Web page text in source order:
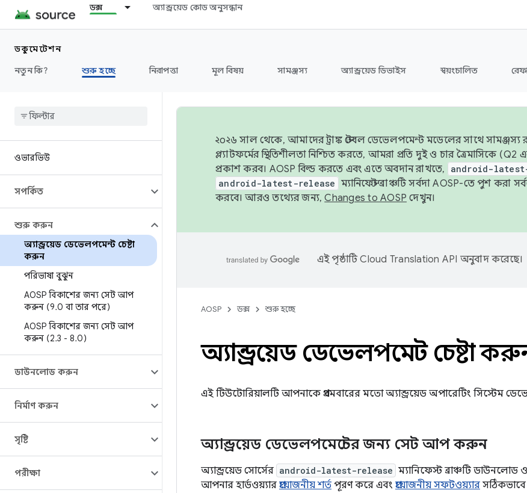
ডক্স অ্যান্ড্রয়েড কোড অনুসন্ধান
ডকুমেন্টেশন
নতুন কি?
শুরু হচ্ছে নিরাপত্তা মূল বিষয় সামঞ্জস্য অ্যান্ড্রয়েড ডিভাইস স্বয়ংচালিত
ওভারভিউ
সম্পর্কিত
শুরু করুন
অ্যান্ড্রয়েড ডেভেলপমেন্ট চেষ্টা
করুন
পরিভাষা বুঝুন
AOSP বিকাশের জন্য সেট আপ
করুন (9.0 বা তার পরে)
AOSP বিকাশের জন্য সেট আপ
করুন (2.3 - 8.0)
ডাউনলোড করুন
নির্মাণ করুন
সৃষ্টি
পরীক্ষা
২০২৬ সাল থেকে, আমাদের ট্রাঙ্ক স্টেবল ডেভেলপমেন্ট মডেলের সাথে সামঞ্জস্য
প্ল্যাটফর্মের স্থিতিশীলতা নিশ্চিত করতে, আমরা প্রতি দুই ও চার ত্রৈমাসিকে
প্রকাশ করব। AOSP বিল্ড করতে এবং এতে অবদান রাখতে,
android-
android-latest-release ম্যানিফেস্ট ব্রাঞ্চটি সর্বদা AOSP-তে পুশ করা
করবে। আরও তথ্যের জন্য,Changes to AOSP দেখুন।
এই পৃষ্ঠাটিCloud Translation API অনুবাদ করেছে।
AOSP ডক্স শুরু হচ্ছে
অ্যান্ড্রয়েড ডেভেলপমেন্ট চেষ্টা
এই টিউটোরিয়ালটি আপনাকে প্রথমবারের মতো অ্যান্ড্রয়েড অপারেটিং সিস্টেম
অ্যান্ড্রয়েড ডেভেলপমেন্টের জন্য সেট আপ করুন
অ্যান্ড্রয়েড সোর্সের android-latest-release ম্যানিফেস্ট ব্রাঞ্চটি
আপনার হার্ডওয়্যার প্রয়োজনীয় শর্ত পূরণ করে এবং প্রয়োজনীয় সফটওয়্যার